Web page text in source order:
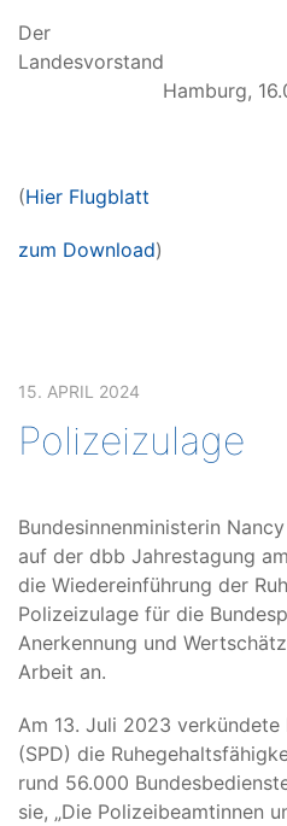
Der
Hamburg,
(Hier Flugblatt
zum Download)
15. APRIL 2024
Polizeizulage
Bundesinnenministerin
auf der dbb Jahrestagung
die Wiedereinführung der
Polizeizulage für die
Anerkennung und
Arbeit an.
Am 13. Juli 2023 verkündete
(SPD) die
rund 56.000
sie, „Die Polizeibeamtinnen